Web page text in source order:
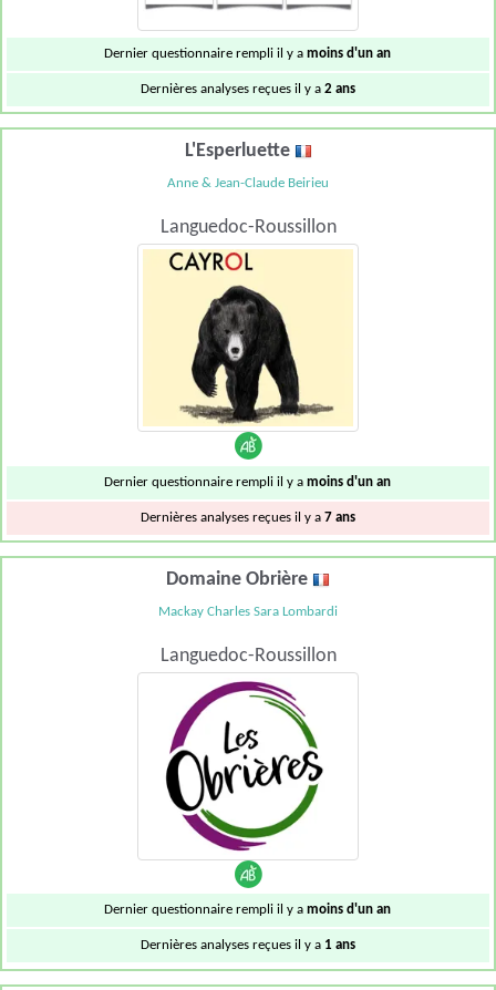
Dernier questionnaire rempli il y amoins d'un an
Dernières analyses reçues il y a 2 ans
L'Esperluette
Anne & Jean-Claude Beirieu
Languedoc-Roussillon
Dernier questionnaire rempli il y amoins d'un an
Dernières analyses reçues il y a 7 ans
Domaine Obrière
Mackay Charles Sara Lombardi
Languedoc-Roussillon
Dernier questionnaire rempli il y amoins d'un an
Dernières analyses reçues il y a 1 ans